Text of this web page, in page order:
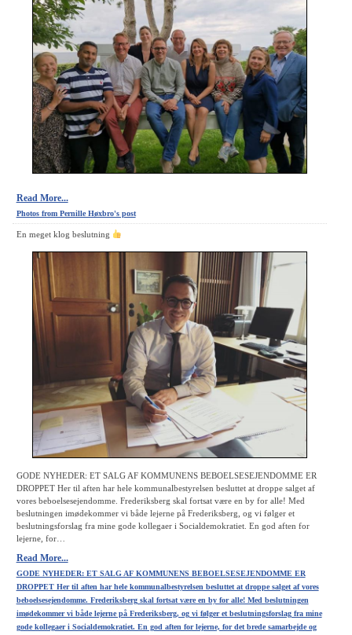
Read More...
Photos from Pernille Høxbro's post
En meget klog beslutning
GODE NYHEDER: ET SALG AF KOMMUNENS BEBOELSESEJENDOMME ER
DROPPET Her til aften har hele kommunalbestyrelsen besluttet at droppe salget af
vores beboelsesejendomme. Frederiksberg skal fortsat være en by for alle! Med
beslutningen imødekommer vi både lejerne på Frederiksberg, og vi følger et
beslutningsforslag fra mine gode kollegaer i Socialdemokratiet. En god aften for
lejerne, for…
Read More...
GODE NYHEDER: ET SALG AF KOMMUNENS BEBOELSESEJENDOMME ER
DROPPET Her til aften har hele kommunalbestyrelsen besluttet at droppe salget af vores
beboelsesejendomme. Frederiksberg skal fortsat være en by for alle! Med beslutningen
imødekommer vi både lejerne på Frederiksberg, og vi følger et beslutningsforslag fra mine
gode kollegaer i Socialdemokratiet. En god aften for lejerne, for det brede samarbejde og